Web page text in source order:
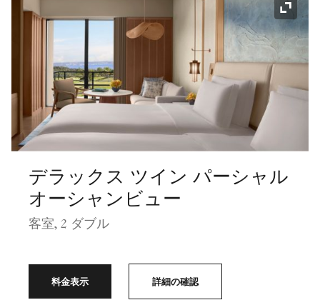
アイ
デラックス ツイン パーシャル
オーシャンビュー
客室, 2 ダブル
料金表示 詳細の確認